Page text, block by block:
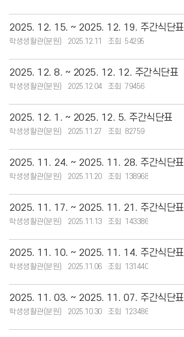
2025. 12. 15. ~ 2025. 12. 19. 주간식단표
학생생활관(분원) 2025.12.11 54295
2025. 12. 8. ~ 2025. 12. 12. 주간식단표
학생생활관(분원) 2025.12.04 79456
2025. 12. 1. ~ 2025. 12. 5. 주간식단표
학생생활관(분원) 2025.11.27 82759
2025. 11. 24. ~ 2025. 11. 28. 주간식단표
학생생활관(분원) 2025.11.20 138968
2025. 11. 17. ~ 2025. 11. 21. 주간식단표
학생생활관(분원) 2025.11.13 143386
2025. 11. 10. ~ 2025. 11. 14. 주간식단표
학생생활관(분원) 2025.11.06 131440
2025. 11. 03. ~ 2025. 11. 07. 주간식단표
학생생활관(분원) 2025.10.30 123486